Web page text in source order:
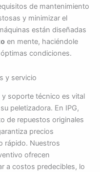
de mantenimiento
y minimizar el
están diseñadas
en mente, haciéndole
condiciones.
y servicio
soporte técnico es vital
peletizadora. En IPG,
de repuestos originales
precios
rápido. Nuestros
ofrecen
a costos predecibles, lo